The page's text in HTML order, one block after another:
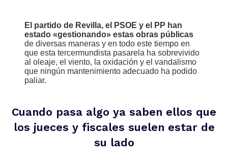
El partido de Revilla, el PSOE y el PP han
estado «gestionando» estas obras públicas
de diversas maneras y en todo este tiempo en
que esta tercermundista pasarela ha sobrevivido
al oleaje, el viento, la oxidación y el vandalismo
que ningún mantenimiento adecuado ha podido
paliar.
Cuando pasa algo ya saben ellos que
los jueces y fiscales suelen estar de
su lado